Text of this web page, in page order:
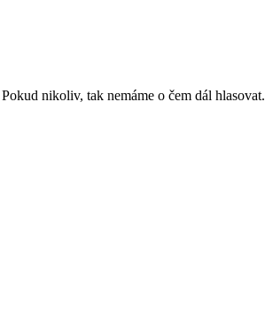
nikoliv, tak nemáme o čem dál hlasovat.